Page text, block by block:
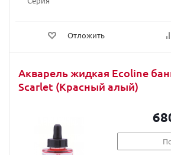
Отложить
Акварель жидкая Ecoline
Scarlet (Красный алый)